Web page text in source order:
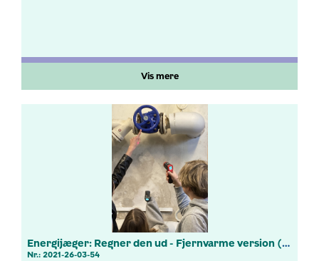
Vis mere
Energijæger: Regner den ud - Fjernvarme version (7.-9.kl.)
Nr.: 2021-26-03-54